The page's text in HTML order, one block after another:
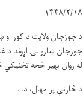
۱۴۴۸/۲/۱۸
د جوزجان ولایت د کور او
جوزجان ښاروالۍ اړوند د
له روان بهیر څخه تخنیکي
د څارنې پر مهال، د. . .